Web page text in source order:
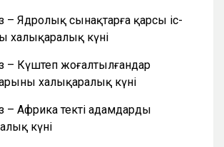
– Ядролық сынақтарға қарсы іс-
халықаралық күні
– Күштеп жоғалтылғандар
халықаралық күні
– Африка текті адамдардың
күні